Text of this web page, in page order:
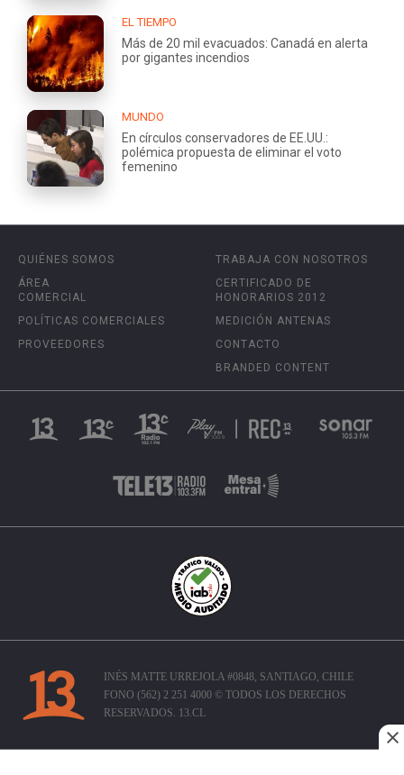
EL TIEMPO
Más de 20 mil evacuados: Canadá en alerta
por gigantes incendios
MUNDO
En círculos conservadores de EE.UU.:
polémica propuesta de eliminar el voto
femenino
QUIÉNES SOMOS
ÁREA
COMERCIAL
POLÍTICAS COMERCIALES
PROVEEDORES
TRABAJA CON NOSOTROS
CERTIFICADO DE
HONORARIOS 2012
MEDICIÓN ANTENAS
CONTACTO
BRANDED CONTENT
INÉS MATTE URREJOLA #0848, SANTIAGO, CHILE
FONO (562) 2 251 4000 © TODOS LOS DERECHOS
RESERVADOS. 13.CL